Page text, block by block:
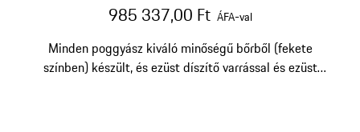
985 337,00 Ft ÁFA-val
Minden poggyász kiváló minőségű bőrből (fekete
színben) készült, és ezüst díszítő varrással és ezüst